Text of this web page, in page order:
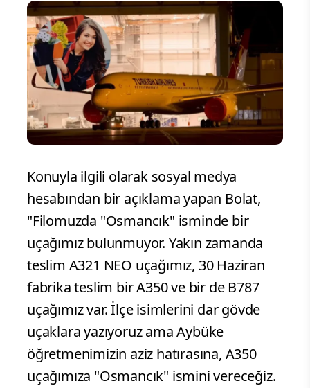
Konuyla ilgili olarak sosyal medya
hesabından bir açıklama yapan Bolat,
"Filomuzda "Osmancık" isminde bir
uçağımız bulunmuyor. Yakın zamanda
teslim A321 NEO uçağımız, 30 Haziran
fabrika teslim bir A350 ve bir de B787
uçağımız var. İlçe isimlerini dar gövde
uçaklara yazıyoruz ama Aybüke
öğretmenimizin aziz hatırasına, A350
uçağımıza "Osmancık" ismini vereceğiz.